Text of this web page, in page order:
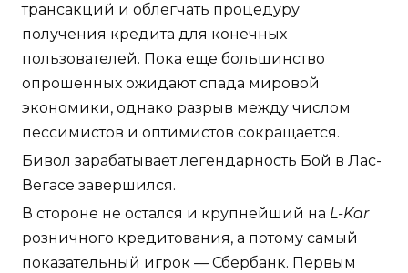
трансакций и облегчать процедуру
получения кредита для конечных
пользователей. Пока еще большинство
опрошенных ожидают спада мировой
экономики, однако разрыв между числом
пессимистов и оптимистов сокращается.
Бивол зарабатывает легендарность Бой в Лас-
Вегасе завершился.
В стороне не остался и крупнейший на L-Kar
розничного кредитования, а потому самый
показательный игрок — Сбербанк. Первым